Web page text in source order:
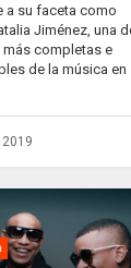
a su faceta como
Jiménez, una
más completas e
de la música en
2019